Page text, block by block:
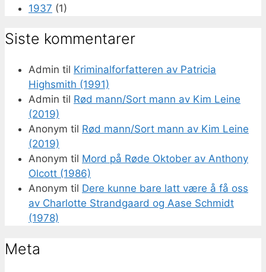
1937 (1)
Siste kommentarer
Admin til Kriminalforfatteren av Patricia
Highsmith (1991)
Admin til Rød mann/Sort mann av Kim Leine
(2019)
Anonym til Rød mann/Sort mann av Kim Leine
(2019)
Anonym til Mord på Røde Oktober av Anthony
Olcott (1986)
Anonym til Dere kunne bare latt være å få oss
av Charlotte Strandgaard og Aase Schmidt
(1978)
Meta